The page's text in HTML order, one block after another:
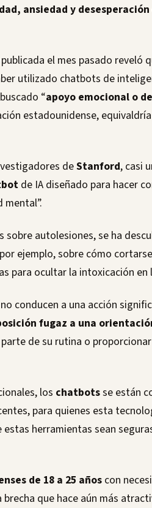
ansiedad y desesperación
el mes pasado reveló
utilizado chatbots de
“apoyo emocional o
estadounidense,
deStanford, casi
de IA diseñado para hacer
sobre autolesiones, se ha
por ejemplo, sobre cómo
para ocultar la intoxicación en
conducen a una acción
fugaz a una
de su rutina o
los chatbotsse están
para quienes esta
herramientas sean
de 18 a 25 años con
que hace aún más